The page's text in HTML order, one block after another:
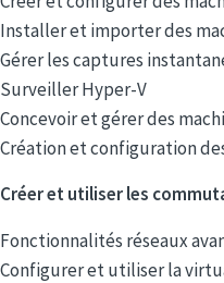
Installer et importer des
Gérer les captures
Surveiller Hyper-V
Concevoir et gérer des
Création et configuration
Créer et utiliser les
Fonctionnalités réseaux
Configurer et utiliser la